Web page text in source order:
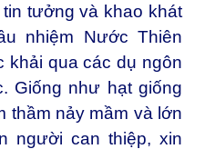
tưởng và khao khát
nhiệm Nước Thiên
khải qua các dụ ngôn
Giống như hạt giống
thầm nảy mầm và lớn
người can thiệp, xin